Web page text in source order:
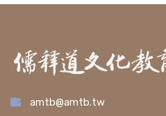
文稿編輯聲明
amtb@amtb.tw